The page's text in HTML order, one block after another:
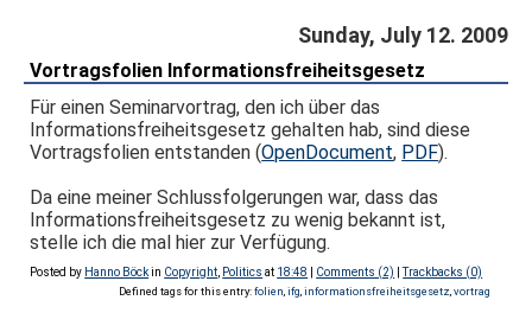
Sunday, July 12. 2009
Vortragsfolien Informationsfreiheitsgesetz
Für einen Seminarvortrag, den ich über das
Informationsfreiheitsgesetz gehalten hab, sind diese
Vortragsfolien entstanden (OpenDocument, PDF).
Da eine meiner Schlussfolgerungen war, dass das
Informationsfreiheitsgesetz zu wenig bekannt ist,
stelle ich die mal hier zur Verfügung.
Posted by Hanno Böckin Copyright Politics at 18:48 Comments (2) |Trackbacks (0)
Defined tags for this entry:folien ifg informationsfreiheitsgesetz vortrag